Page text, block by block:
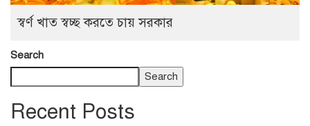
স্বর্ণ খাত স্বচ্ছ করতে চায় সরকার
Search
Search
Recent Posts